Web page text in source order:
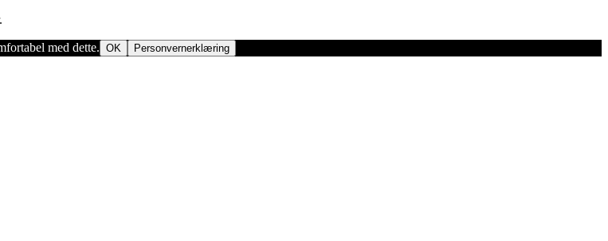
med dette. OK Personvernerklæring